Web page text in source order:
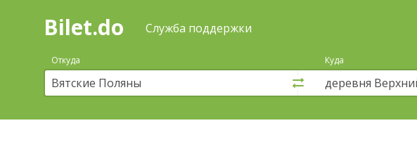
Поиск
покупка
билетов
автобус
онлайн
Bilet.do Служба поддержки
Откуда Куда